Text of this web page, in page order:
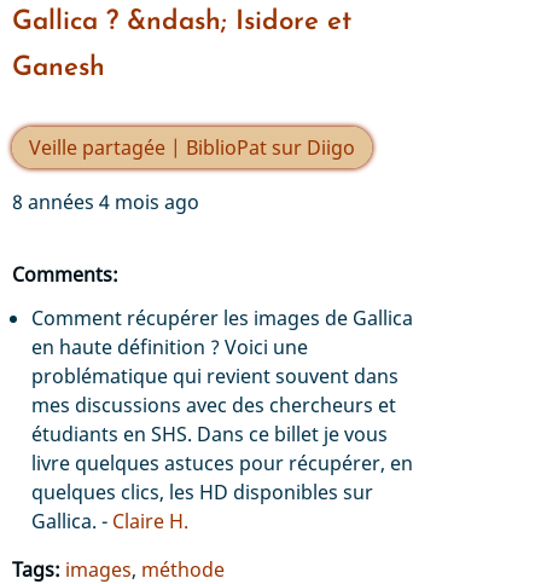
Gallica ? &ndash; Isidore et
Ganesh
Veille partagée | BiblioPat sur Diigo
8 années 4 mois ago
Comments:
Comment récupérer les images de Gallica
en haute définition ? Voici une
problématique qui revient souvent dans
mes discussions avec des chercheurs et
étudiants en SHS. Dans ce billet je vous
livre quelques astuces pour récupérer, en
quelques clics, les HD disponibles sur
Gallica. - Claire H.
Tags: images, méthode